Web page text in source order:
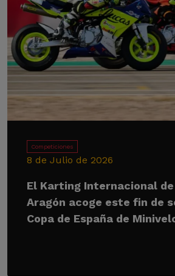
Competiciones
8 de Julio de 2026
El Karting Internacional
Aragón acoge este fin de
Copa de España de